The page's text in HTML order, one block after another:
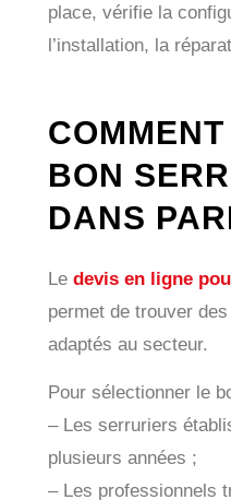
place, vérifie la
l’installation, la
BON
DANS
Le devis en ligne
permet de trouver
adaptés au secteur.
Pour sélectionner le
– Les serruriers
plusieurs années ;
– Les professionnels